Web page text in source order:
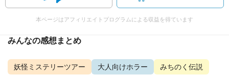
本ページはアフィリエイトプログラムによる収益を得ています
みんなの感想まとめ
妖怪ミステリーツアー 大人向けホラー
みちのく伝説